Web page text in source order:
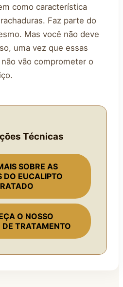
como característica
Faz parte do
Mas você não deve
uma vez que essas
vão comprometer o
Técnicas
SOBRE AS
DO EUCALIPTO
O NOSSO
DE TRATAMENTO